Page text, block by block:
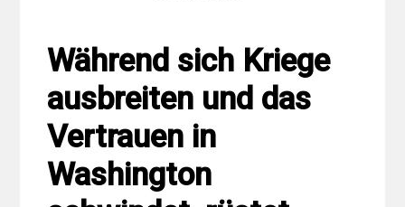
Während sich Kriege
ausbreiten und das
Vertrauen in
Washington